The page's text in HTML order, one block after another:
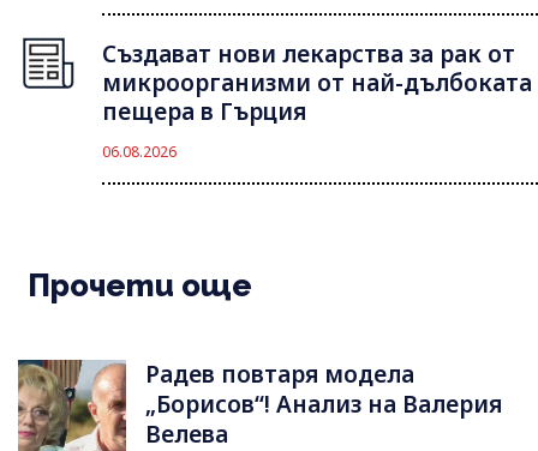
Създават нови лекарства за рак от
микроорганизми от най-дълбоката
пещера в Гърция
06.08.2026
Прочети още
Радев повтаря модела
„Борисов“! Анализ на Валерия
Велева